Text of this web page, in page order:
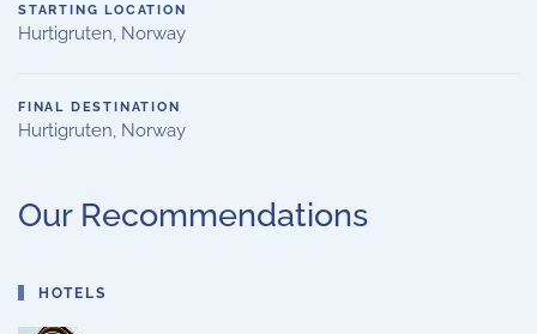
STARTING LOCATION
Hurtigruten, Norway
FINAL DESTINATION
Hurtigruten, Norway
Our Recommendations
HOTELS